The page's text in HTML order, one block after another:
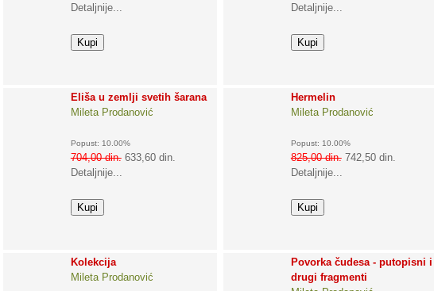
Detaljnije...
Detaljnije...
Eliša u zemlji svetih šarana
Mileta Prodanović
Popust: 10.00%
704,00 din. 633,60 din.
Detaljnije...
Hermelin
Mileta Prodanović
Popust: 10.00%
825,00 din. 742,50 din.
Detaljnije...
Kolekcija
Mileta Prodanović
Povorka čudesa - putopisni i
drugi fragmenti